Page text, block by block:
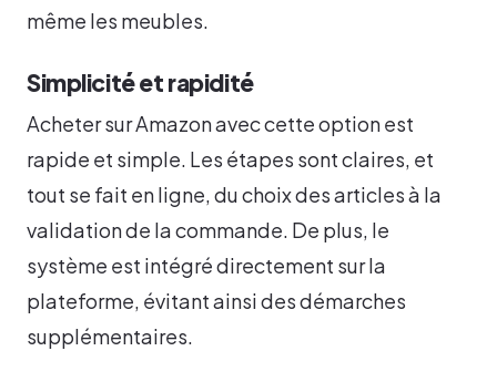
même les meubles.
Simplicité et rapidité
Acheter sur Amazon avec cette option est
rapide et simple. Les étapes sont claires, et
tout se fait en ligne, du choix des articles à la
validation de la commande. De plus, le
système est intégré directement sur la
plateforme, évitant ainsi des démarches
supplémentaires.